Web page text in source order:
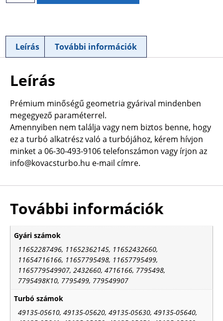
Leírás További információk
Leírás
Prémium minőségű geometria gyárival mindenben
megegyező paraméterrel.
Amennyiben nem találja vagy nem biztos benne, hogy
ez a turbó alkatrész való a turbójához, kérem hívjon
minket a 06-30-493-9106 telefonszámon vagy írjon az
info@kovacsturbo.hu e-mail címre.
További információk
Gyári számok
11652287496, 11652362145, 11652432660,
11654716166, 11657795498, 11657795499,
1165779549907, 2432660, 4716166, 7795498,
7795498K10, 7795499, 779549907
Turbó számok
49135-05610, 49135-05620, 49135-05630, 49135-05640,